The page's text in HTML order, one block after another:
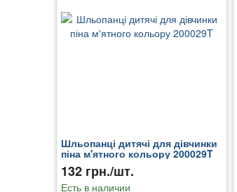
Шльопанці дитячі для дівчинки
піна м'ятного кольору 200029T
132 грн./шт.
Есть в наличии